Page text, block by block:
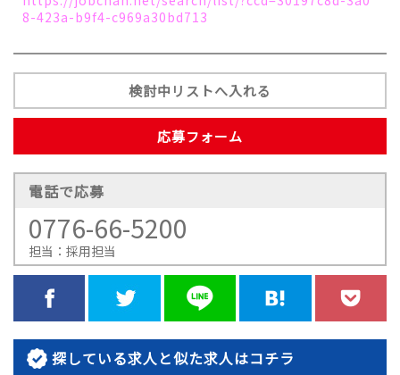
8-423a-b9f4-c969a30bd713
検討中リストへ入れる
応募フォーム
電話で応募
0776-66-5200
担当：採用担当
探している求人と似た求人はコチラ